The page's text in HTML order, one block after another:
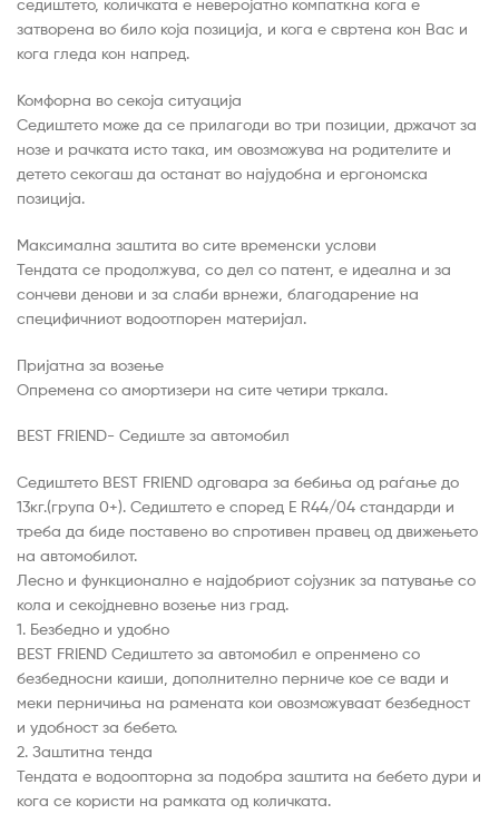
седиштето, количката е неверојатно компаткна кога е
затворена во било која позиција, и кога е свртена кон Вас и
кога гледа кон напред.
Комфорна во секоја ситуација
Седиштето може да се прилагоди во три позиции, држачот за
нозе и рачката исто така, им овозможува на родителите и
детето секогаш да останат во најудобна и ергономска
позиција.
Максимална заштита во сите временски услови
Тендата се продолжува, со дел со патент, е идеална и за
сончеви денови и за слаби врнежи, благодарение на
специфичниот водоотпорен материјал.
Пријатна за возење
Опремена со амортизери на сите четири тркала.
BEST FRIEND- Седиште за автомобил
Седиштето BEST FRIEND одговара за бебиња од раѓање до
13кг.(група 0+). Седиштето е според E R44/04 стандарди и
треба да биде поставено во спротивен правец од движењето
на автомобилот.
Лесно и функционално e најдобриот сојузник за патување со
кола и секојдневно возење низ град.
1. Безбедно и удобно
BEST FRIEND Седиштето за автомобил е опренмено со
безбедносни каиши, дополнително перниче кое се вади и
меки перничиња на рамената кои овозможуваат безбедност
и удобност за бебето.
2. Заштитна тенда
Тендата е водоопторна за подобра заштита на бебето дури и
кога се користи на рамката од количката.